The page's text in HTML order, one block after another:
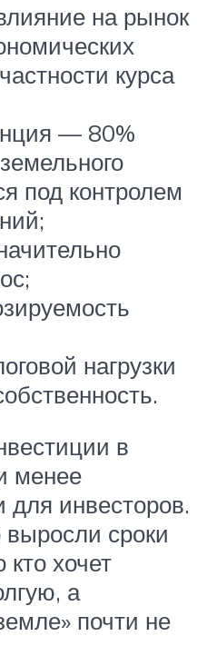
на рынок
курса
— 80%
под контролем
нагрузки
в
менее
инвесторов.
сроки
хочет
а
почти не